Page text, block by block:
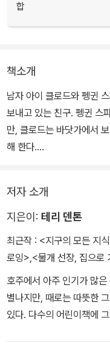
합
책소개
남자 아이 클로드와 펭귄
보내고 있는 친구. 펭귄 스
만, 클로드는 바닷가에서
해 한다.
헤이거를 만난다. 클로드와
치고 물개 선장의 고향 '한
저자 소개
지은이: 테리 덴톤
최근작 : <지구의 모든 지
로잉>,<물개 선장, 집으로
호주에서 아주 인기가 많
별나지만, 때로는 따뜻한
있다. 다수의 어린이책에